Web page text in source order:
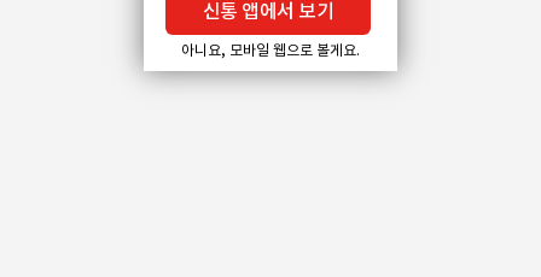
신통 앱에서 보기
아니요, 모바일 웹으로 볼게요.